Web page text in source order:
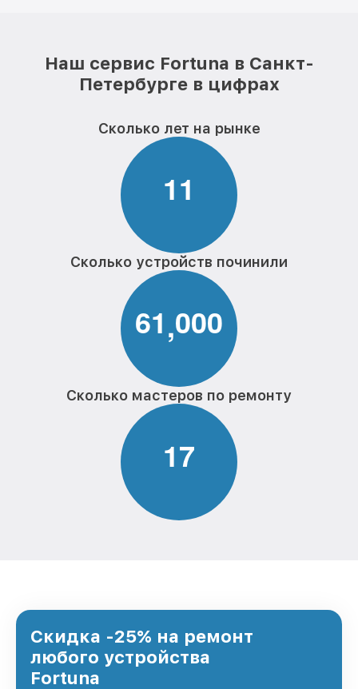
Наш сервис Fortuna в Санкт-
Петербурге в цифрах
Сколько лет на рынке
11
Сколько устройств починили
61,000
Сколько мастеров по ремонту
17
Скидка -25% на ремонт
любого устройства
Fortuna